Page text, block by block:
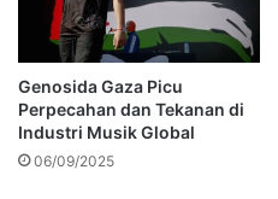
Genosida Gaza Picu
Perpecahan dan Tekanan di
Industri Musik Global
06/09/2025